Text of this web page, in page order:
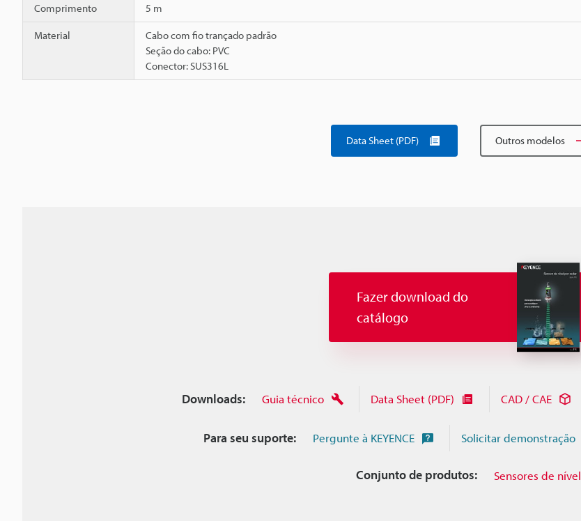
Comprimento 5 m
Material
Cabo com fio trançado padrão
Seção do cabo: PVC
Conector: SUS316L
Data Sheet (PDF) Outros modelos
Fazer download do
catálogo
Downloads: Guia técnico Data Sheet (PDF) CAD / CAE
Para seu suporte: Pergunte à KEYENCE Solicitar demonstração
Conjunto de produtos: Sensores de nível